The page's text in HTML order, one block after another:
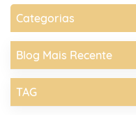
Categorias
Blog Mais Recente
TAG